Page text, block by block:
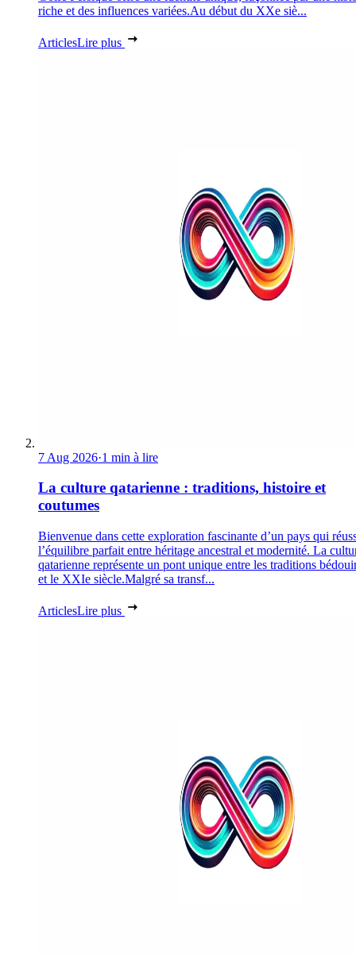
riche et des influences variées.Au début du XXe siè...
ArticlesLire plus
7 Aug 2026·1 min à lire
La culture qatarienne : traditions, histoire et
coutumes
Bienvenue dans cette exploration fascinante d’un pays qui
l’équilibre parfait entre héritage ancestral et modernité. La
qatarienne représente un pont unique entre les traditions
et le XXIe siècle.Malgré sa transf...
ArticlesLire plus